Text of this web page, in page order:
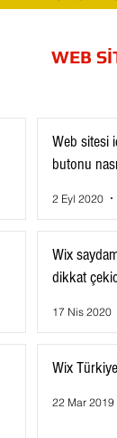
WEB
Web sitesi
butonu
2 Eyl 2020
Wix
dikkat
17 Nis 2020
Wix
22 Mar 2019